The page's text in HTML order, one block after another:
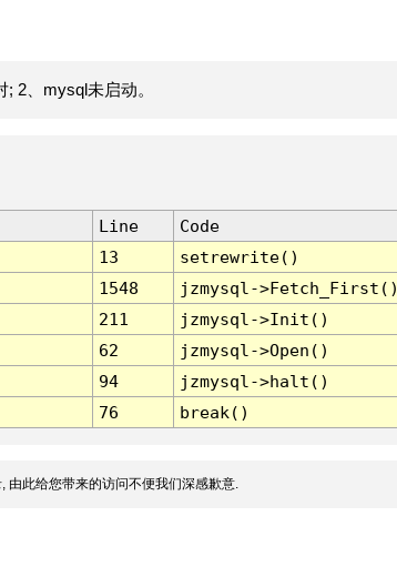
2、mysql未启动。
Line
Code
13
setrewrite()
1548
jzmysql-
211
jzmysql->Init()
62
jzmysql->Open()
94
jzmysql->halt()
76 break()
由此给您带来的访问不便我们深感歉意.